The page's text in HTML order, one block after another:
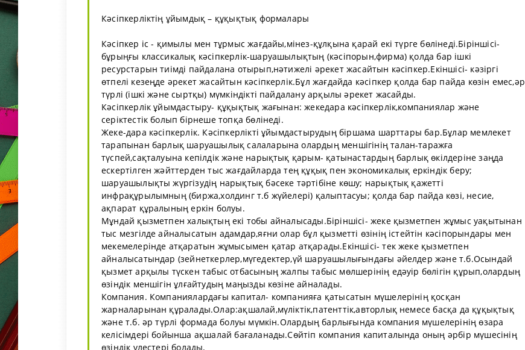
Кәсіпкерліктің ұйымдық – құқықтық формалары
Кәсіпкер іс - қимылы мен тұрмыс жағдайы,мінез-құлқына қарай екі түрге бөлінеді.Біріншісі-
бұрыңғы классикалық кәсіпкерлік-шаруашылықтың (кәсіпорын,фирма) қолда бар ішкі
ресурстарын тиімді пайдалана отырып,нәтижелі әрекет жасайтын кәсіпкер.Екіншісі- кәзіргі
өтпелі кезеңде әрекет жасайтын кәсіпкерлік.Бұл жағдайда кәсіпкер қолда бар пайда көзін емес,әр
түрлі (ішкі және сыртқы) мүмкіндікті пайдалану арқылы әрекет жасайды.
Кәсіпкерлік ұйымдастыру- құқықтық жағынан: жекедара кәсіпкерлік,компаниялар және
серіктестік болып бірнеше топқа бөлінеді.
Жеке-дара кәсіпкерлік. Кәсіпкерлікті ұйымдастырудың біршама шарттары бар.Бұлар мемлекет
тарапынан барлық шаруашылық салаларына олардың меншігінің талан-таражға
түспей,сақталуына кепілдік және нарықтық қарым- қатынастардың барлық өкілдеріне заңда
ескертілген жәйттерден тыс жағдайларда тең құқық пен экономикалық еркіндік беру;
шаруашылықты жүргізудің нарықтық бәсеке тәртібіне көшу; нарықтық қажетті
инфрақұрылымның (биржа,холдинг т.б жүйелері) қалыптасуы; қолда бар пайда көзі, несие,
ақпарат құралының еркін болуы.
Мұндай қызметпен халықтың екі тобы айналысады.Біріншісі- жеке қызметпен жұмыс уақытынан
тыс мезгілде айналысатын адамдар,яғни олар бұл қызметті өзінің істейтін кәсіпорындары мен
мекемелерінде атқаратын жұмысымен қатар атқарады.Екіншісі- тек жеке қызметпен
айналысатындар (зейнеткерлер,мүгедектер,үй шаруашылығындағы әйелдер және т.б.Осындай
қызмет арқылы түскен табыс отбасының жалпы табыс мөлшерінің едәуір бөлігін құрып,олардың
өзіндік меншігін ұлғайтудың маңызды көзіне айналады.
Компания. Компаниялардағы капитал- компанияға қатысатын мүшелерінің қосқан
жарналарынан құралады.Олар:ақшалай,мүліктік,патенттік,авторлық немесе басқа да құқықтық
және т.б. әр түрлі формада болуы мүмкін.Олардың барлығында компания мүшелерінің өзара
келісімдері бойынша ақшалай бағаланады.Сөйтіп компания капиталында оның әрбір мүшесінің
өзіндік үлестері болады.